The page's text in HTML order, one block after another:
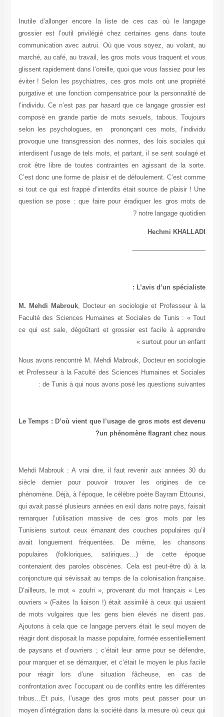
Inutile d’allonger encore la liste de ces cas où le langage
grossier est l’outil privilégié chez certaines gens dans toute
communication avec autrui. Où que vous soyez, au volant, au
marché, au café, au travail, les gros mots vous traquent et vous
glissent rapidement dans l’oreille, quoi que vous fassiez pour les
éviter ! Selon les psychiatres, ces gros mots ont une propriété
purgative et une fonction compensatrice pour la personnalité de
l’individu. Ce n’est pas par hasard que ce langage grossier est
composé en grande partie de mots sexuels, tabous. Toujours
selon les psychologues, en prononçant ces mots, l’individu
provoque une transgression des normes, des lois sociales qui
interdisent l’usage de tels mots, et partant, il se sent soulagé et
croit être libre de toutes contraintes en agissant de la sorte.
C’est donc une forme de plaisir et de défoulement. C’est comme
si tout ce qui est frappé d’interdits était source de plaisir ! Une
question se pose : que faire pour éradiquer les gros mots de
notre langage quotidien ?
Hechmi KHALLADI
———————————-
L’avis d’un spécialiste :
M. Mehdi Mabrouk, Docteur en sociologie et Professeur à la
Faculté des Sciences Humaines et Sociales de Tunis : « Tout
ce qui est sale, dégoûtant et grossier est facile à apprendre
surtout pour un enfant »
Nous avons rencontré M. Mehdi Mabrouk, Docteur en sociologie
et Professeur à la Faculté des Sciences Humaines et Sociales
de Tunis à qui nous avons posé les questions suivantes :
Le Temps : D’où vient que l’usage de gros mots est devenu
un phénomène flagrant chez nous?
Mehdi Mabrouk : A vrai dire, il faut revenir aux années 30 du
siècle dernier pour pouvoir trouver les origines de ce
phénomène. Déjà, à l’époque, le célèbre poète Bayram Ettounsi,
qui avait passé plusieurs années en exil dans notre pays, faisait
remarquer l’utilisation massive de ces gros mots par les
Tunisiens surtout ceux émanant des couches populaires qu’il
avait longuement fréquentées. De même, les chansons
populaires (folkloriques, satiriques…) de cette époque
contenaient des paroles obscènes. Cela est peut-être dû à la
conjoncture qui sévissait au temps de la colonisation française.
D’ailleurs, le mot « zoufri », provenant du mot français « Les
ouvriers » (Faites la liaison !) était assimilé à ceux qui usaient
de mots vulgaires que les gens bien élevés ne disent pas.
Ajoutons à cela que ce langage pervers était le seul moyen de
réagir dont disposait la masse populaire, formée essentiellement
de paysans et d’ouvriers ; c’était leur arme pour se défendre,
pour marquer et se démarquer, et c’était le moyen le plus facile
pour réagir lors d’une situation fâcheuse, en cas de
confrontation avec l’occupant ou de conflits entre les différentes
tribus…Et puis, l’usage des gros mots peut passer pour un
moyen d’intégration dans la société dans la mesure où ceux qui